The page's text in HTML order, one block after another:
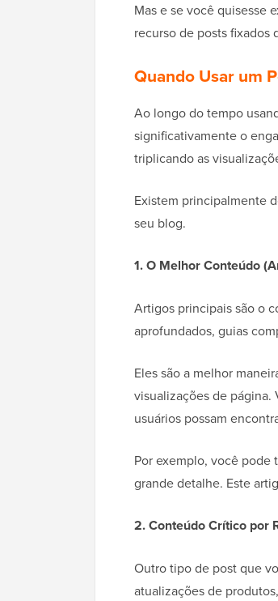
Mas e se você quisesse
recurso de posts fixados
Quando Usar um
Ao longo do tempo
significativamente o
triplicando as
Existem principalmente
seu blog.
1. O Melhor Conteúdo
Artigos principais são o
aprofundados, guias
Eles são a melhor
visualizações de página.
usuários possam
Por exemplo, você pode
grande detalhe. Este
2. Conteúdo Crítico por
Outro tipo de post que
atualizações de produtos,